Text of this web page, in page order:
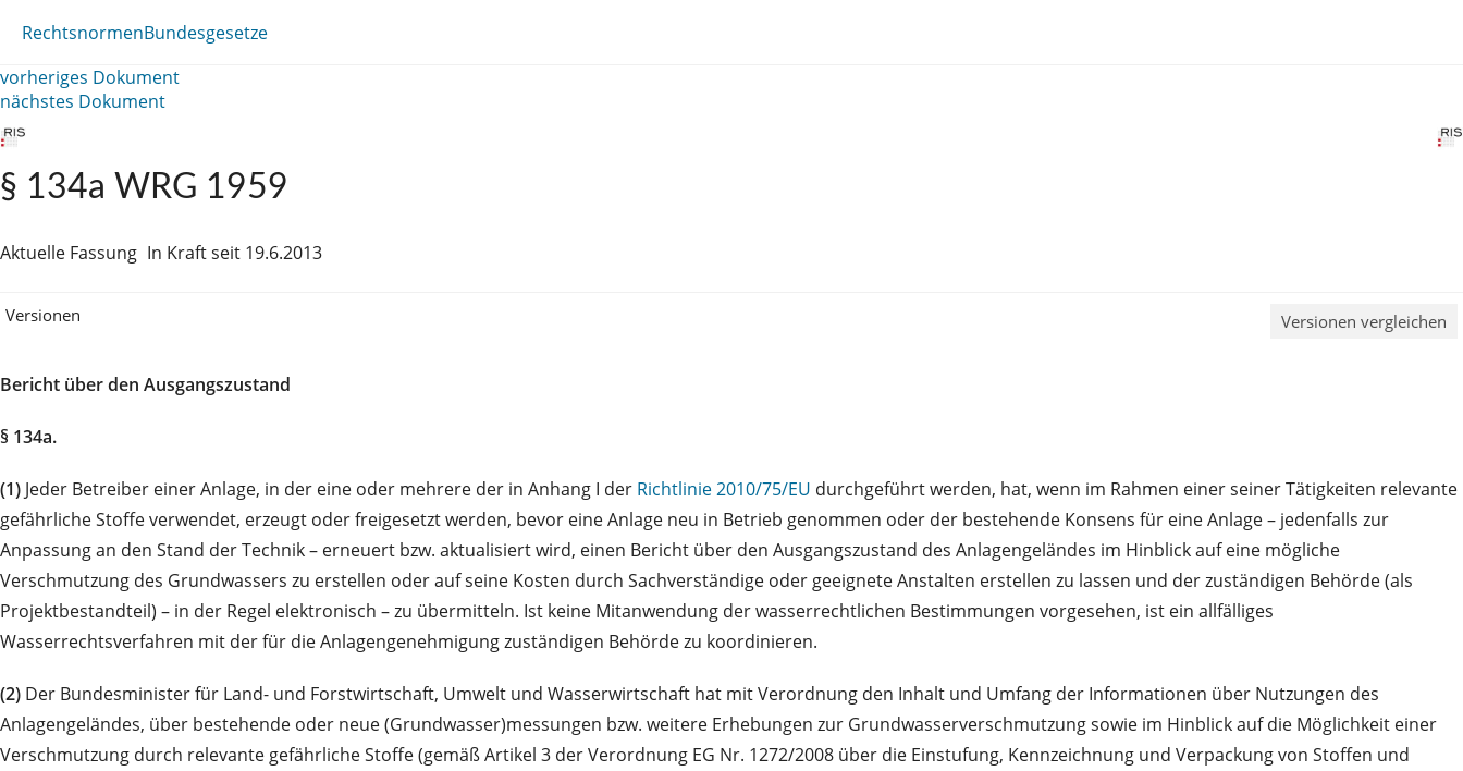
RechtsnormenBundesgesetze
vorheriges Dokument
nächstes Dokument
§ 134a WRG 1959
Aktuelle Fassung In Kraft seit 19.6.2013
Versionen Versionen vergleichen
Bericht über den Ausgangszustand
§ 134a.
(1) Jeder Betreiber einer Anlage, in der eine oder mehrere der in Anhang I der Richtlinie 2010/75/EU durchgeführt werden, hat, wenn im Rahmen einer seiner Tätigkeiten relevante
gefährliche Stoffe verwendet, erzeugt oder freigesetzt werden, bevor eine Anlage neu in Betrieb genommen oder der bestehende Konsens für eine Anlage – jedenfalls zur
Anpassung an den Stand der Technik – erneuert bzw. aktualisiert wird, einen Bericht über den Ausgangszustand des Anlagengeländes im Hinblick auf eine mögliche
Verschmutzung des Grundwassers zu erstellen oder auf seine Kosten durch Sachverständige oder geeignete Anstalten erstellen zu lassen und der zuständigen Behörde (als
Projektbestandteil) – in der Regel elektronisch – zu übermitteln. Ist keine Mitanwendung der wasserrechtlichen Bestimmungen vorgesehen, ist ein allfälliges
Wasserrechtsverfahren mit der für die Anlagengenehmigung zuständigen Behörde zu koordinieren.
(2) Der Bundesminister für Land- und Forstwirtschaft, Umwelt und Wasserwirtschaft hat mit Verordnung den Inhalt und Umfang der Informationen über Nutzungen des
Anlagengeländes, über bestehende oder neue (Grundwasser)messungen bzw. weitere Erhebungen zur Grundwasserverschmutzung sowie im Hinblick auf die Möglichkeit einer
Verschmutzung durch relevante gefährliche Stoffe (gemäß Artikel 3 der Verordnung EG Nr. 1272/2008 über die Einstufung, Kennzeichnung und Verpackung von Stoffen und